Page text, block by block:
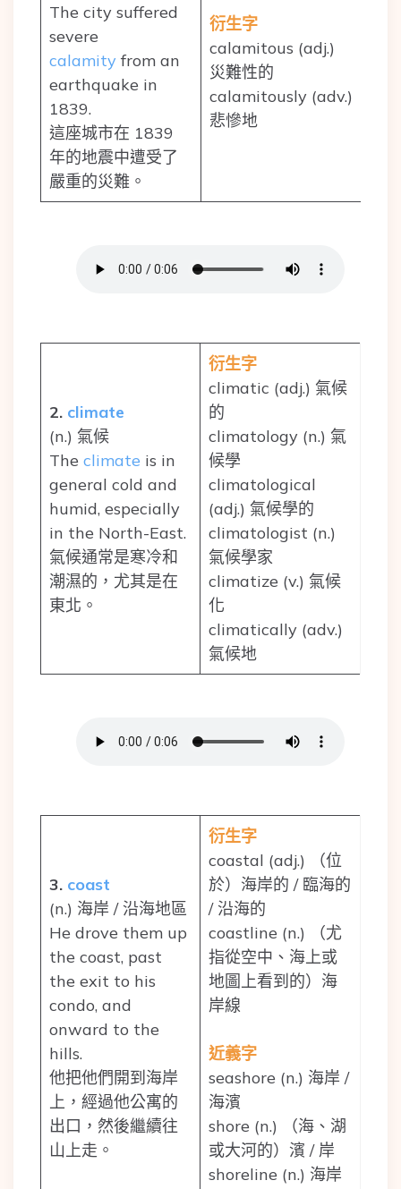
The city suffered
severe
calamity from an
earthquake in
1839.
這座城市在 1839
年的地震中遭受了
嚴重的災難。
衍生字
calamitous (adj.)
災難性的
calamitously (adv.)
悲慘地
2. climate
(n.) 氣候
The climate is in
general cold and
humid, especially
in the North-East.
氣候通常是寒冷和
潮濕的，尤其是在
東北。
衍生字
climatic (adj.) 氣候
的
climatology (n.) 氣
候學
climatological
(adj.) 氣候學的
climatologist (n.)
氣候學家
climatize (v.) 氣候
化
climatically (adv.)
氣候地
3. coast
(n.) 海岸 / 沿海地區
He drove them up
the coast, past
the exit to his
condo, and
onward to the
hills.
他把他們開到海岸
上，經過他公寓的
出口，然後繼續往
山上走。
衍生字
coastal (adj.) （位
於）海岸的 / 臨海的
/ 沿海的
coastline (n.) （尤
指從空中、海上或
地圖上看到的）海
岸線
近義字
seashore (n.) 海岸 /
海濱
shore (n.) （海、湖
或大河的）濱 / 岸
shoreline (n.) 海岸